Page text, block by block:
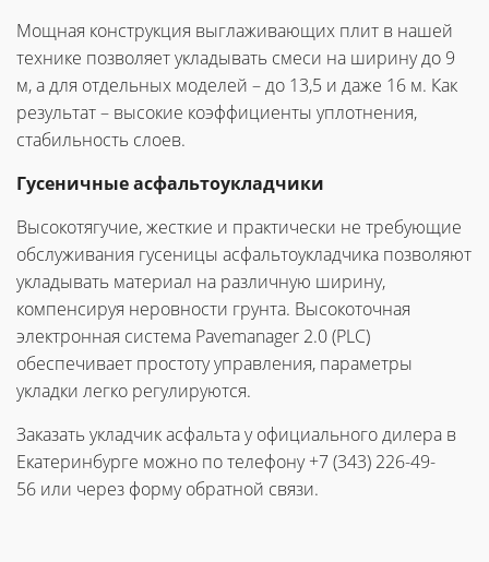
Мощная конструкция выглаживающих плит в нашей
технике позволяет укладывать смеси на ширину до 9
м, а для отдельных моделей – до 13,5 и даже 16 м. Как
результат – высокие коэффициенты уплотнения,
стабильность слоев.
Гусеничные асфальтоукладчики
Высокотягучие, жесткие и практически не требующие
обслуживания гусеницы асфальтоукладчика позволяют
укладывать материал на различную ширину,
компенсируя неровности грунта. Высокоточная
электронная система Pavemanager 2.0 (PLC)
обеспечивает простоту управления, параметры
укладки легко регулируются.
Заказать укладчик асфальта у официального дилера в
Екатеринбурге можно по телефону +7 (343) 226-49-
56 или через форму обратной связи.